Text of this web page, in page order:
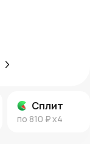
Сплит
по 810 ₽x4